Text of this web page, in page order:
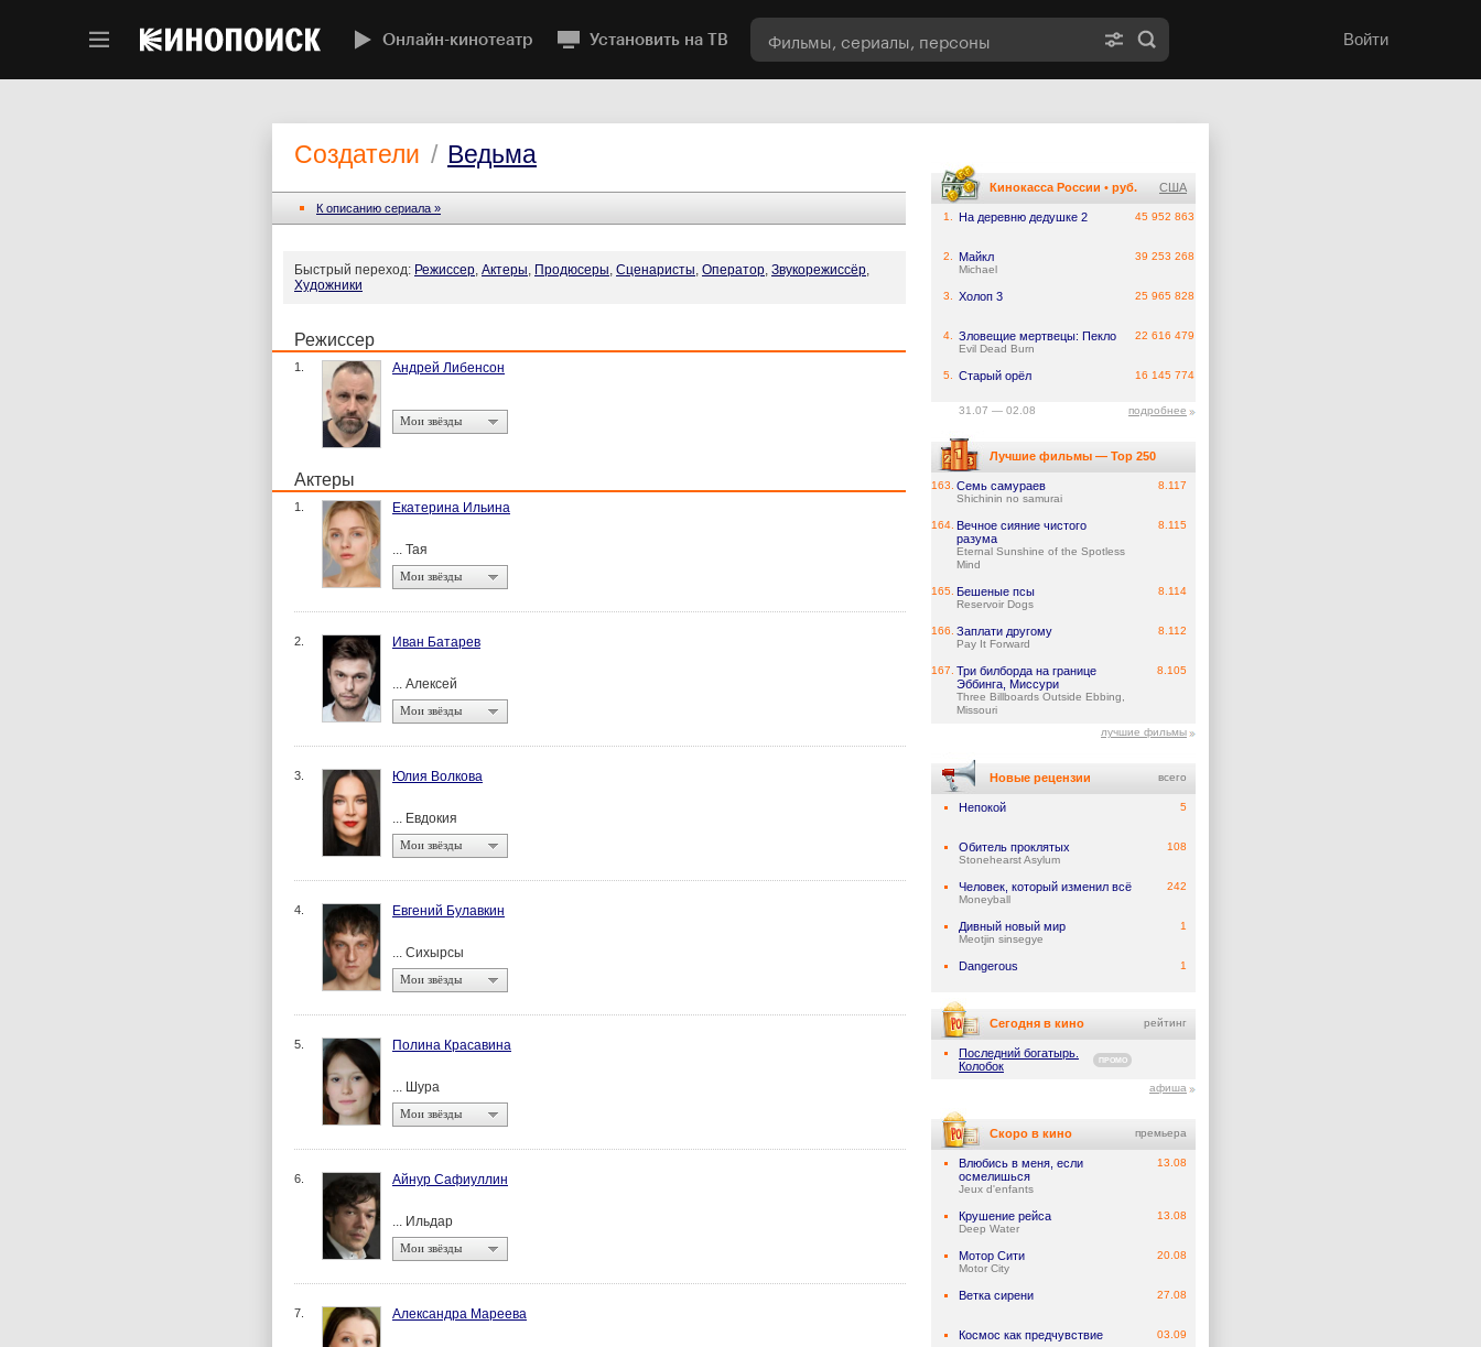
Онлайн-кинотеатр Установить на ТВ Войти
Создатели / Ведьма
К описанию сериала »
Быстрый переход: Режиссер, Актеры, Продюсеры, Сценаристы, Оператор, Звукорежиссёр,
Художники
Режиссер
1. Андрей Либенсон
Мои звёзды
Актеры
1. Екатерина Ильина
... Тая
Мои звёзды
2. Иван Батарев
... Алексей
Мои звёзды
3. Юлия Волкова
... Евдокия
Мои звёзды
4. Евгений Булавкин
... Сихырсы
Мои звёзды
5. Полина Красавина
... Шура
Мои звёзды
6. Айнур Сафиуллин
... Ильдар
Мои звёзды
7. Александра Мареева
Кинокасса России • руб. США
1. На деревню дедушке 2 45 952 863
2. Майкл
Michael
39 253 268
3. Холоп 3 25 965 828
4. Зловещие мертвецы: Пекло
Evil Dead Burn
22 616 479
5. Старый орёл 16 145 774
31.07 — 02.08 подробнее
Лучшие фильмы — Top 250
163. Семь самураев
Shichinin no samurai
8.117
164. Вечное сияние чистого
разума
Eternal Sunshine of the Spotless
Mind
8.115
165. Бешеные псы
Reservoir Dogs
8.114
166. Заплати другому
Pay It Forward
8.112
167. Три билборда на границе
Эббинга, Миссури
Three Billboards Outside Ebbing,
Missouri
8.105
лучшие фильмы
Новые рецензии всего
Непокой 5
Обитель проклятых
Stonehearst Asylum
108
Человек, который изменил всё
Moneyball
242
Дивный новый мир
Meotjin sinsegye
1
Dangerous 1
Сегодня в кино рейтинг
Последний богатырь.
Колобок
ПРОМО
афиша
Скоро в кино премьера
Влюбись в меня, если
осмелишься
Jeux d'enfants
13.08
Крушение рейса
Deep Water
13.08
Мотор Сити
Motor City
20.08
Ветка сирени 27.08
Космос как предчувствие 03.09